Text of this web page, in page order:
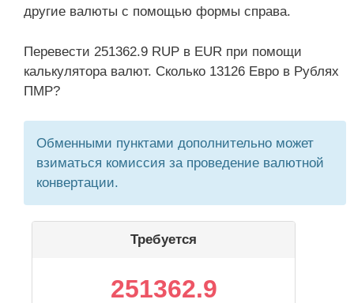
другие валюты с помощью формы справа.
Перевести 251362.9 RUP в EUR при помощи
калькулятора валют. Сколько 13126 Евро в Рублях
ПМР?
Обменными пунктами дополнительно может
взиматься комиссия за проведение валютной
конвертации.
Требуется
251362.9